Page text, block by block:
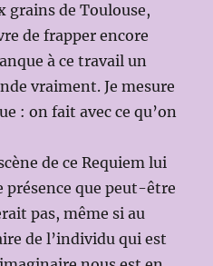
grains de Toulouse,
de frapper encore
à ce travail un
vraiment. Je mesure
: on fait avec ce qu’on
de ce Requiem lui
présence que peut-être
pas, même si au
de l’individu qui est